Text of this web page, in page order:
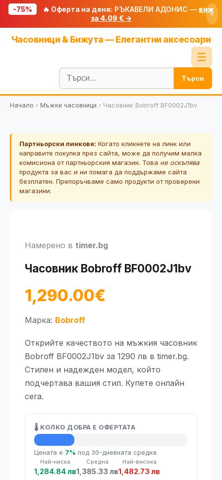
-75% 🔥 Оферта на деня: РЪКАВЕЛИ АДОНИС — виж
за 4.09 € →
×
Часовници & Бижута — Елегантни аксесоари
☰
Блог
🧮 Калкулатори
🔍 Намери продукт
🎟️ Купони
Търси
Начало › Мъжки часовници › Часовник Bobroff BF0002J1bv
Партньорски линкове: Когато кликнете на линк или
направите покупка през сайта, може да получим малка
комисиона от партньорския магазин. Това не оскъпява
продукта за вас и ни помага да поддържаме сайта
безплатен. Препоръчваме само продукти от проверени
магазини.
Намерено в timer.bg
Часовник Bobroff BF0002J1bv
1,290.00€
Марка: Bobroff
Открийте качеството на мъжкия часовник
Bobroff BF0002J1bv за 1290 лв в timer.bg.
Стилен и надежден модел, който
подчертава вашия стил. Купете онлайн
сега.
🌡️ КОЛКО ДОБРА Е ОФЕРТАТА
💡 Средна цена
Цената е 7% под 30-дневната средна
Най-ниска
1,284.84 лв
Средна
1,385.33 лв
Най-висока
1,482.73 лв